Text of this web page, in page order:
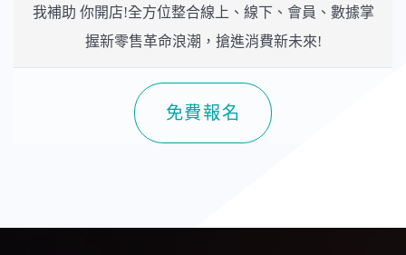
我補助 你開店!全方位整合線上、線下、會員、數據掌
握新零售革命浪潮，搶進消費新未來!
免費報名